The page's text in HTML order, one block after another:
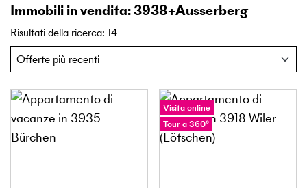
Immobili in vendita: 3938+Ausserberg
Risultati della ricerca: 14
Visita online
Tour a 360°